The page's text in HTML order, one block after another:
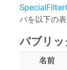
バを以下の
パブリ
名前